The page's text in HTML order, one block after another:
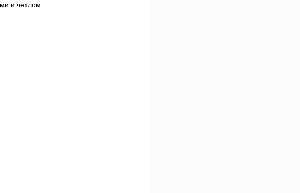
и чехлом: